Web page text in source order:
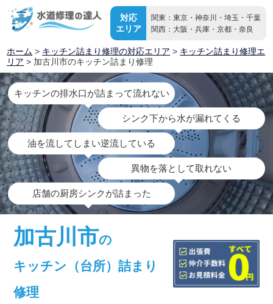
対応
エリア
関東：東京・神奈川・埼玉・千葉
関西：大阪・兵庫・京都・奈良
ホーム > キッチン詰まり修理の対応エリア > キッチン詰まり修理エ
リア > 加古川市のキッチン詰まり修理
キッチンの排水口が詰まって流れない
シンク下から水が漏れてくる
油を流してしまい逆流している
異物を落として取れない
店舗の厨房シンクが詰まった
加古川市の
キッチン（台所）詰まり
修理